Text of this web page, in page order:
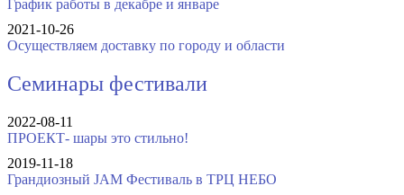
График работы в декабре и январе
2021-10-26
Осуществляем доставку по городу и области
Семинары фестивали
2022-08-11
ПРОЕКТ- шары это стильно!
2019-11-18
Грандиозный JAM Фестиваль в ТРЦ НЕБО